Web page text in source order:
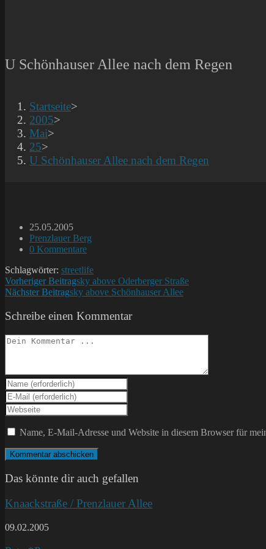
U Schönhauser Allee nach dem Regen
Startseite>
2005>
Mai>
25>
U Schönhauser Allee nach dem Regen
Beitrag
veröffentlicht:
25.05.2005
Beitrags-
Kategorie:
Prenzlauer Berg
Beitrags-
0 Kommentare
Schlagwörter: streetlife
Weitere
Artikel
ansehen
Vorheriger Beitragsky above Oderberger Straße
Nächster Beitragsky above Schönhauser Allee
Schreibe einen Kommentar
Kommentieren
Gib
deinen
Namen
oder
Benutzernamen
zum
Kommentieren
ein
Gib
deine
E-
Mail-
Adresse
zum
Kommentieren
ein
Gib
deine
Website-
ein
(optional)
Name, E-Mail-Adresse und Website in diesem Browser für
Das könnte dir auch gefallen
Knaackstraße / Prenzlauer Allee
09.02.2005